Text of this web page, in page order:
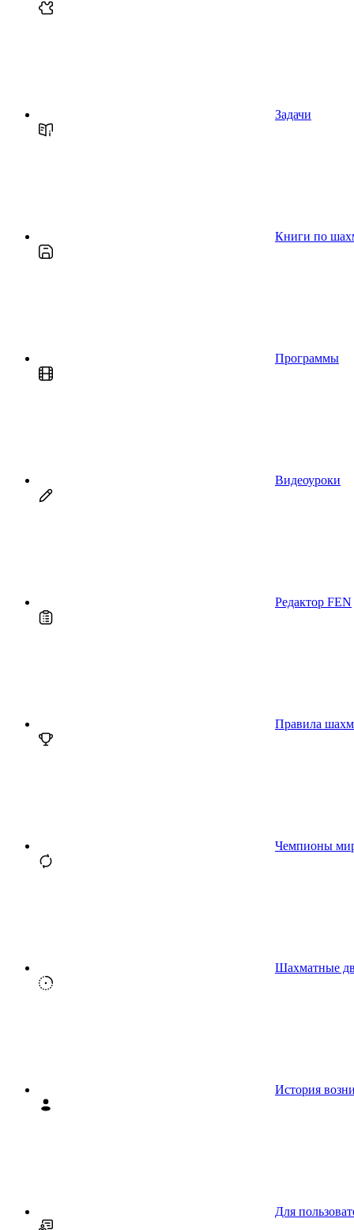
Задачи
Книги по
Программы
Видеоуроки
Редактор FEN
Правила
Чемпионы
Шахматные
История
Для